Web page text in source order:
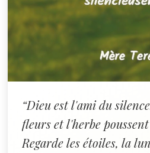
“Dieu est l'ami du
fleurs et l'herbe
Regarde les étoiles, la